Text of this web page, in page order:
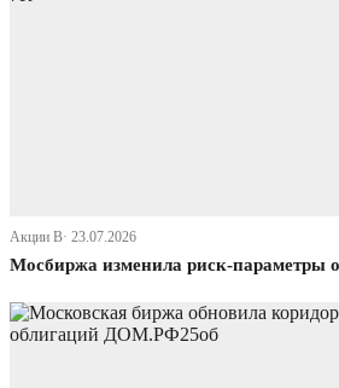
Акции В· 23.07.2026
Мосбиржа изменила риск-параметры